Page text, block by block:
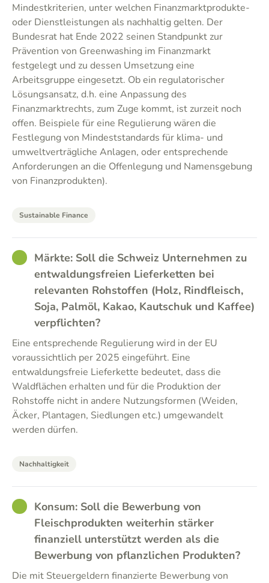
Mindestkriterien, unter welchen Finanzmarktprodukte-
oder Dienstleistungen als nachhaltig gelten. Der
Bundesrat hat Ende 2022 seinen Standpunkt zur
Prävention von Greenwashing im Finanzmarkt
festgelegt und zu dessen Umsetzung eine
Arbeitsgruppe eingesetzt. Ob ein regulatorischer
Lösungsansatz, d.h. eine Anpassung des
Finanzmarktrechts, zum Zuge kommt, ist zurzeit noch
offen. Beispiele für eine Regulierung wären die
Festlegung von Mindeststandards für klima- und
umweltverträgliche Anlagen, oder entsprechende
Anforderungen an die Offenlegung und Namensgebung
von Finanzprodukten).
Sustainable Finance
GOODMärkte: Soll die Schweiz Unternehmen zu
entwaldungsfreien Lieferketten bei
relevanten Rohstoffen (Holz, Rindfleisch,
Soja, Palmöl, Kakao, Kautschuk und Kaffee)
verpflichten?
Eine entsprechende Regulierung wird in der EU
voraussichtlich per 2025 eingeführt. Eine
entwaldungsfreie Lieferkette bedeutet, dass die
Waldflächen erhalten und für die Produktion der
Rohstoffe nicht in andere Nutzungsformen (Weiden,
Äcker, Plantagen, Siedlungen etc.) umgewandelt
werden dürfen.
Nachhaltigkeit
GOODKonsum: Soll die Bewerbung von
Fleischprodukten weiterhin stärker
finanziell unterstützt werden als die
Bewerbung von pflanzlichen Produkten?
Die mit Steuergeldern finanzierte Bewerbung von